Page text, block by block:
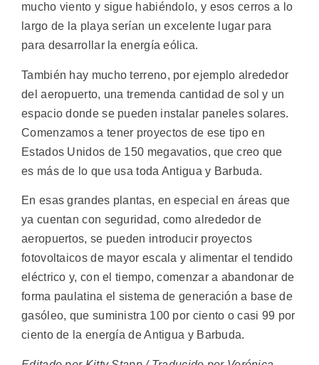
mucho viento y sigue habiéndolo, y esos cerros a lo
largo de la playa serían un excelente lugar para
para desarrollar la energía eólica.
También hay mucho terreno, por ejemplo alrededor
del aeropuerto, una tremenda cantidad de sol y un
espacio donde se pueden instalar paneles solares.
Comenzamos a tener proyectos de ese tipo en
Estados Unidos de 150 megavatios, que creo que
es más de lo que usa toda Antigua y Barbuda.
En esas grandes plantas, en especial en áreas que
ya cuentan con seguridad, como alrededor de
aeropuertos, se pueden introducir proyectos
fotovoltaicos de mayor escala y alimentar el tendido
eléctrico y, con el tiempo, comenzar a abandonar de
forma paulatina el sistema de generación a base de
gasóleo, que suministra 100 por ciento o casi 99 por
ciento de la energía de Antigua y Barbuda.